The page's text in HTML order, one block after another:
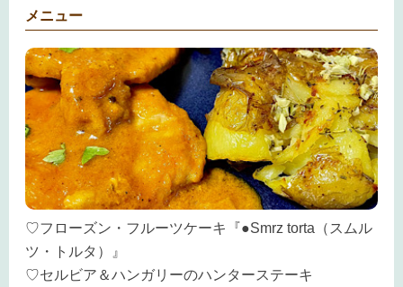
メニュー
♡フローズン・フルーツケーキ『●Smrz torta（スムル
ツ・トルタ）』
♡セルビア＆ハンガリーのハンターステーキ